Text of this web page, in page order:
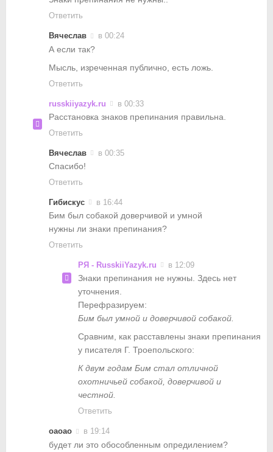
Ответить
Вячеслав в 00:24
А если так?
Мысль, изреченная публично, есть ложь.
Ответить
russkiiyazyk.ru в 00:33
Расстановка знаков препинания правильна.
Ответить
Вячеслав в 00:35
Спасибо!
Ответить
Гибискус в 16:44
Бим был собакой доверчивой и умной
нужны ли знаки препинания?
Ответить
РЯ - RusskiiYazyk.ru в 12:09
Знаки препинания не нужны. Здесь нет
уточнения.
Перефразируем:
Бим был умной и доверчивой собакой.
Сравним, как расставлены знаки препинания
у писателя Г. Троепольского:
К двум годам Бим стал отличной
охотничьей собакой, доверчивой и
честной.
Ответить
оаоао в 19:14
будет ли это обособленным опредилением?